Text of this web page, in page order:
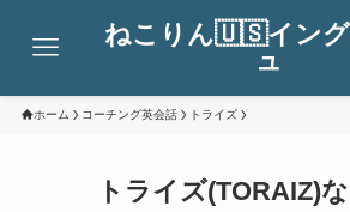
ねこりん🇺🇸イング
ュ
ホーム コーチング英会話 トライズ
トライズ(TORAIZ)